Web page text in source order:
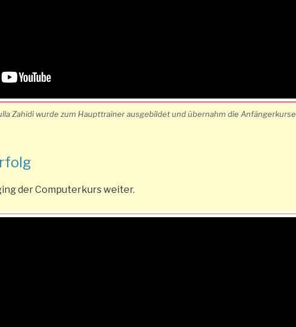
Zahidi wurde zum Haupttrainer ausgebildet und übernahm die Anfängerkurse
der Computerkurs weiter.